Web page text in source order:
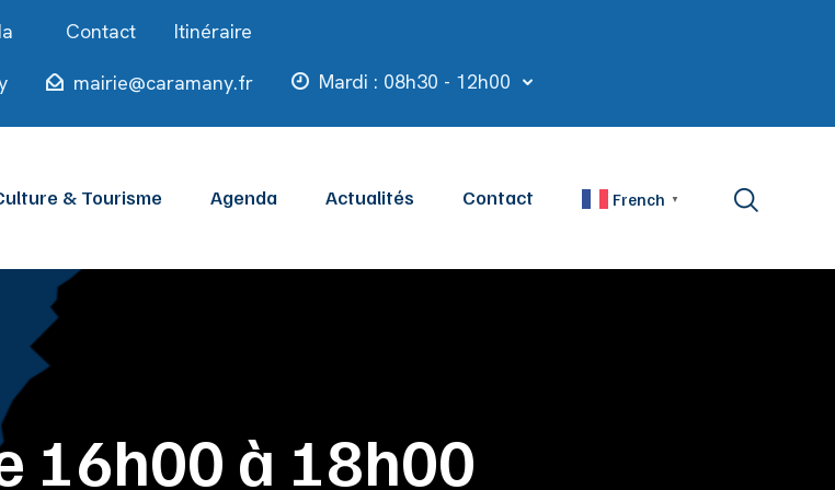
Contact Itinéraire
mairie@caramany.fr Mardi : 08h30 - 12h00
& Tourisme Agenda Actualités Contact French ▼
16h00 à 18h00